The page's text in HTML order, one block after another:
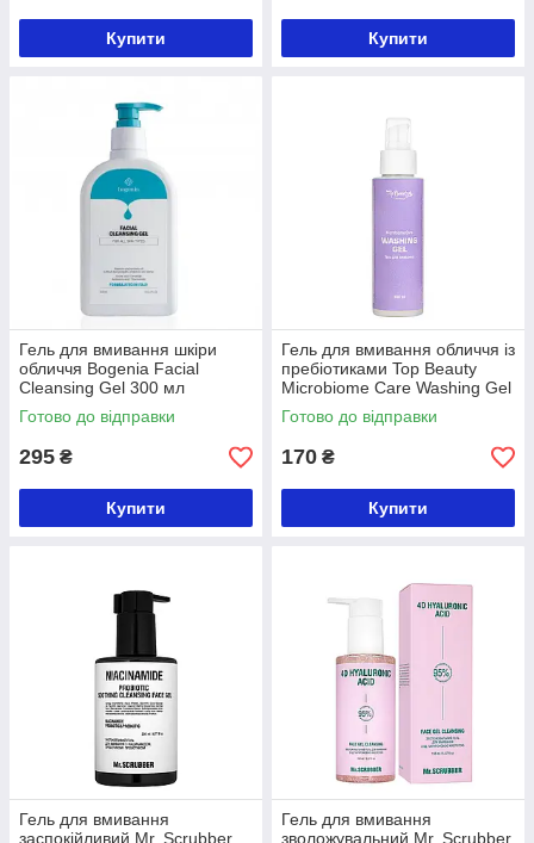
Купити Купити
Гель для вмивання шкіри
обличчя Bogenia Facial
Cleansing Gel 300 мл
(BG423(001))
Готово до відправки
295 ₴
Купити
Гель для вмивання обличчя із
пребіотиками Top Beauty
Microbiome Care Washing Gel
100 мл
Готово до відправки
170 ₴
Купити
Гель для вмивання
заспокійливий Mr. Scrubber
Гель для вмивання
зволожувальний Mr. Scrubber